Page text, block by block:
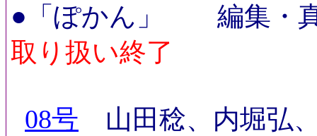
●「ぽかん」 編集・
取り扱い終了
08号 山田稔、内堀弘